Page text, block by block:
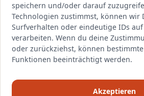
speichern und/oder darauf
Technologien zustimmst, können wir
Surfverhalten oder eindeutige IDs
verarbeiten. Wenn du deine
oder zurückziehst, können
Funktionen beeinträchtigt werden.
Akzeptieren
Kontakt
kontakt@cadsoft.de
Über CADSoft